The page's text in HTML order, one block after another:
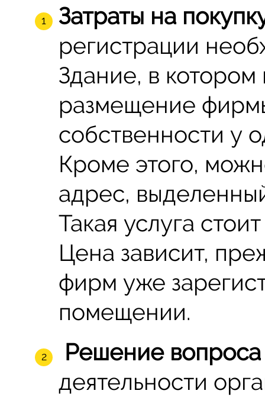
Затраты на
регистрации
Здание, в котором
размещение
собственности у
Кроме этого,
адрес,
Такая услуга
Цена зависит,
фирм уже
помещении.
Решение
деятельности